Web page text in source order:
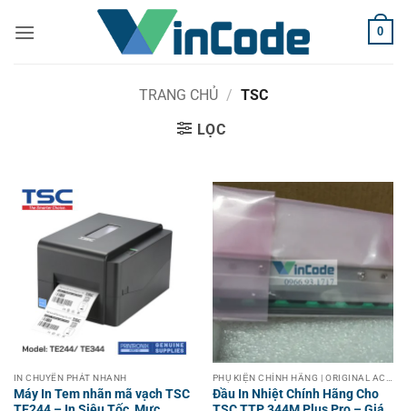
qua
0
TRANG CHỦ / TSC
LỌC
IN CHUYỂN PHÁT NHANH
Máy In Tem nhãn mã vạch TSC
Đầu In Nhiệt Chính Hãng Cho